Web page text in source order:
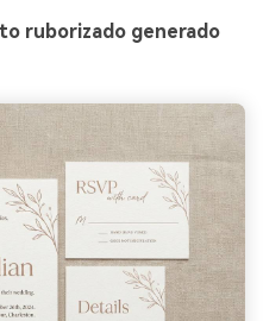
ruborizado generado